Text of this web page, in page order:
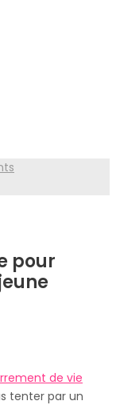
pour
de vie
tenter par un